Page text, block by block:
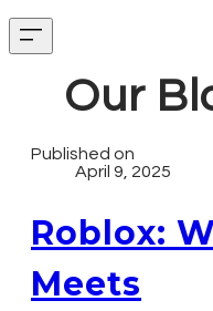
Our
Published on
April 9, 2025
Roblox:
Meets